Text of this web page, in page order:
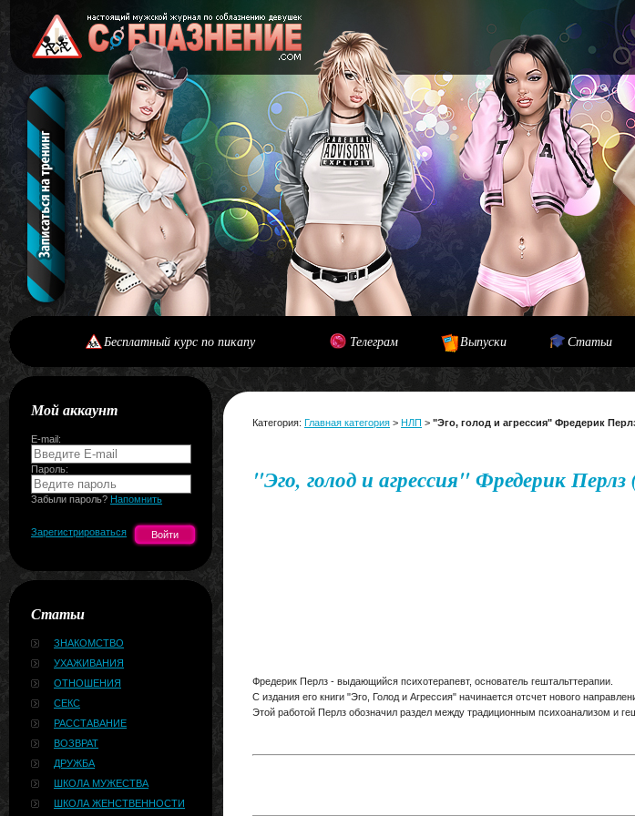
Бесплатный курс по пикапу Телеграм Выпуски Статьи
Мой аккаунт
E-mail:
Пароль:
Забыли пароль? Напомнить
Зарегистрироваться
Статьи
ЗНАКОМСТВО
УХАЖИВАНИЯ
ОТНОШЕНИЯ
СЕКС
РАССТАВАНИЕ
ВОЗВРАТ
ДРУЖБА
ШКОЛА МУЖЕСТВА
ШКОЛА ЖЕНСТВЕННОСТИ
Категория: Главная категория > НЛП > "Эго, голод и агрессия" Фредерик
"Эго, голод и агрессия" Фредерик
Фредерик Перлз - выдающийся психотерапевт, основатель гештальттерапии.
С издания его книги "Эго, Голод и Агрессия" начинается отсчет нового
Этой работой Перлз обозначил раздел между традиционным психоанализом и